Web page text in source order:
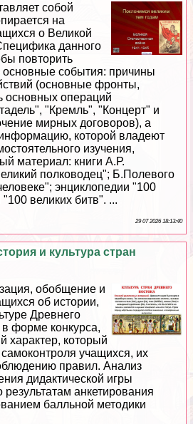
собой
на
о Великой
данного
повторить
события: причины
(основные фронты,
основных операций
"Кремль", "Концерт" и
мирных договоров), а
которой владеют
изучения,
материал: книги А.Р.
полководец"; Б.Полевого
энциклопедии "100
великих битв". ...
29 07 2026 18:13:40
и культура стран
обобщение и
об истории,
Древнего
форме конкурса,
хаpaктер, который
учащихся, их
правил. Анализ
дидактической игры
анкетирования
балльной методики